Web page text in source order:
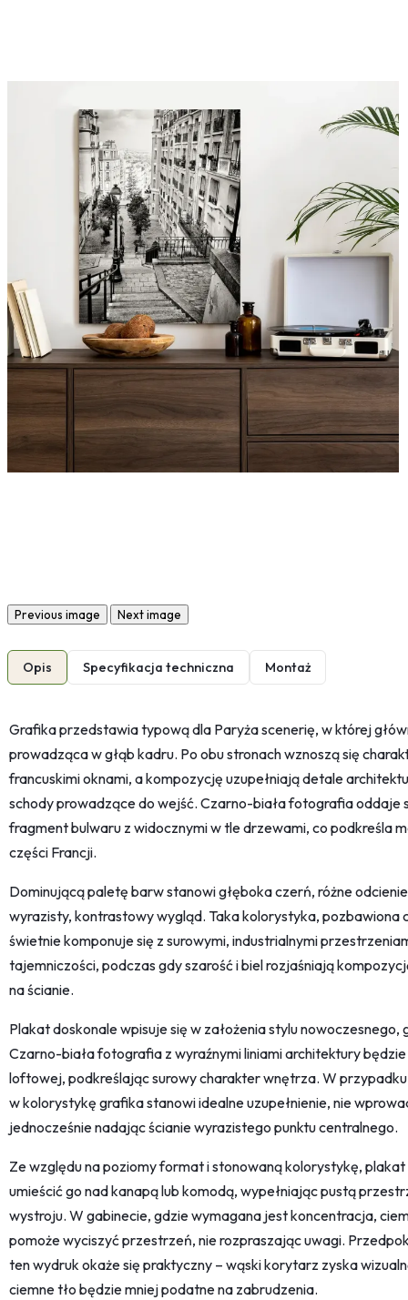
Previous image Next image
Opis Specyfikacja techniczna Montaż
Grafika przedstawia typową dla Paryża scenerię, w której
prowadząca w głąb kadru. Po obu stronach wznoszą się
francuskimi oknami, a kompozycję uzupełniają detale
schody prowadzące do wejść. Czarno-biała fotografia oddaje
fragment bulwaru z widocznymi w tle drzewami, co podkreśla
części Francji.
Dominującą paletę barw stanowi głęboka czerń, różne
wyrazisty, kontrastowy wygląd. Taka kolorystyka, pozbawiona
świetnie komponuje się z surowymi, industrialnymi
tajemniczości, podczas gdy szarość i biel rozjaśniają
na ścianie.
Plakat doskonale wpisuje się w założenia stylu
Czarno-biała fotografia z wyraźnymi liniami architektury
loftowej, podkreślając surowy charakter wnętrza. W
w kolorystykę grafika stanowi idealne uzupełnienie, nie
jednocześnie nadając ścianie wyrazistego punktu centralnego.
Ze względu na poziomy format i stonowaną kolorystykę, plakat
umieścić go nad kanapą lub komodą, wypełniając pustą
wystroju. W gabinecie, gdzie wymagana jest koncentracja,
pomoże wyciszyć przestrzeń, nie rozpraszając uwagi.
ten wydruk okaże się praktyczny – wąski korytarz zyska
ciemne tło będzie mniej podatne na zabrudzenia.